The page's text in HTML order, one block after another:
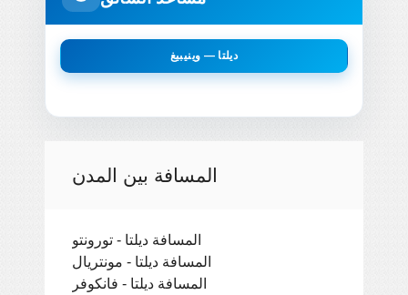
ديلتا — وينيبيغ
المسافة بين المدن
المسافة ديلتا - تورونتو
المسافة ديلتا - مونتريال
المسافة ديلتا - فانكوفر